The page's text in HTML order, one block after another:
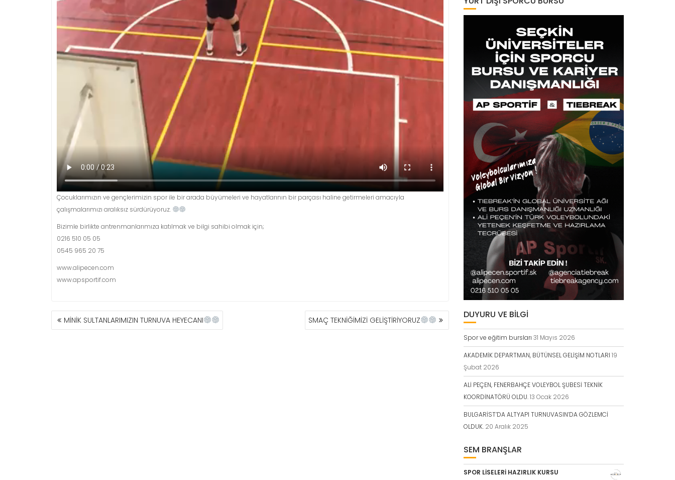
Çocuklarımızın ve gençlerimizin spor ile bir arada büyümeleri ve hayatlarının bir parçası haline getirmeleri amacıyla
çalışmalarımızı aralıksız sürdürüyoruz.
Bizimle birlikte antrenmanlarımıza katılmak ve bilgi sahibi olmak için;
0216 510 05 05
0545 965 20 75
www.alipecen.com
www.apsportif.com
YAZI
GEZINMESI
MİNİK SULTANLARIMIZIN TURNUVA HEYECANI SMAÇ TEKNİĞİMİZİ GELİŞTİRİYORUZ DUYURU VE BİLGİ
Spor ve eğitim bursları 31 Mayıs 2026
AKADEMİK DEPARTMAN, BÜTÜNSEL GELİŞİM NOTLARI 19
Şubat 2026
ALİ PEÇEN, FENERBAHÇE VOLEYBOL ŞUBESİ TEKNİK
KOORDİNATÖRÜ OLDU.13 Ocak 2026
BULGARİST’DA ALTYAPI TURNUVASIN’DA GÖZLEMCİ
OLDUK. 20 Aralık 2025
SEM BRANŞLAR
SPOR LİSELERİ HAZIRLIK KURSU